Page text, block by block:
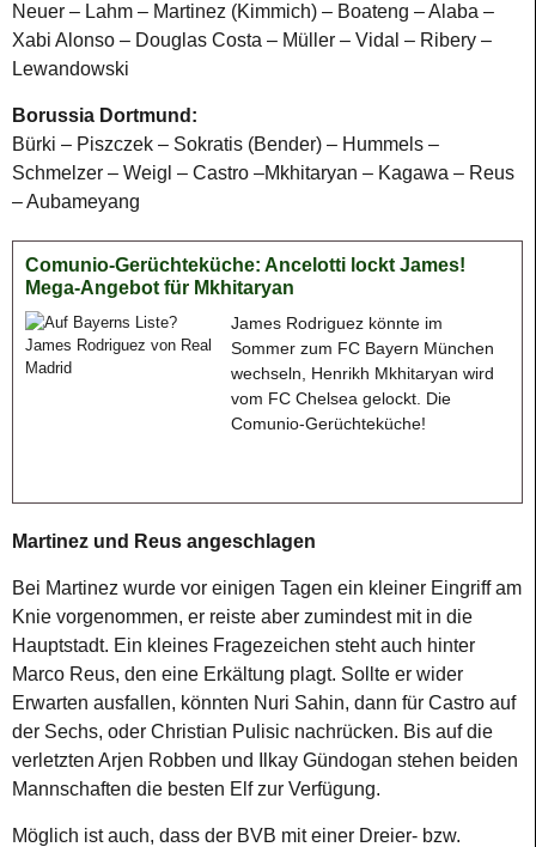
Neuer – Lahm – Martinez (Kimmich) – Boateng – Alaba –
Xabi Alonso – Douglas Costa – Müller – Vidal – Ribery –
Lewandowski
Borussia Dortmund:
Bürki – Piszczek – Sokratis (Bender) – Hummels –
Schmelzer – Weigl – Castro –Mkhitaryan – Kagawa – Reus
– Aubameyang
Comunio-Gerüchteküche: Ancelotti lockt James!
Mega-Angebot für Mkhitaryan
James Rodriguez könnte im
Sommer zum FC Bayern München
wechseln, Henrikh Mkhitaryan wird
vom FC Chelsea gelockt. Die
Comunio-Gerüchteküche!
Martinez und Reus angeschlagen
Bei Martinez wurde vor einigen Tagen ein kleiner Eingriff am
Knie vorgenommen, er reiste aber zumindest mit in die
Hauptstadt. Ein kleines Fragezeichen steht auch hinter
Marco Reus, den eine Erkältung plagt. Sollte er wider
Erwarten ausfallen, könnten Nuri Sahin, dann für Castro auf
der Sechs, oder Christian Pulisic nachrücken. Bis auf die
verletzten Arjen Robben und Ilkay Gündogan stehen beiden
Mannschaften die besten Elf zur Verfügung.
Möglich ist auch, dass der BVB mit einer Dreier- bzw.